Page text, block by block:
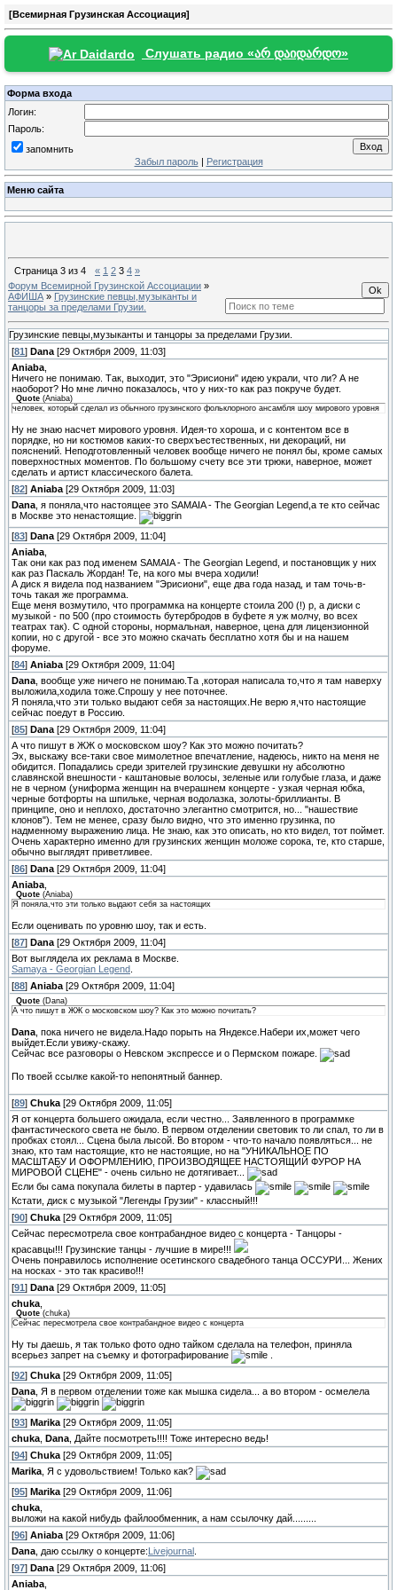
[Всемирная Грузинская Ассоциация]
Слушать радио «არ დაიდარდო»
Форма входа
Логин:
Пароль:
запомнить
Забыл пароль| Регистрация
Меню сайта
Страница 3 из 4 « 1 2 3 4 »
Форум Всемирной Грузинской Ассоциации »
АФИША » Грузинские певцы,музыканты и
танцоры за пределами Грузии.
Грузинские певцы,музыканты и танцоры за пределами Грузии.
[81] Dana [29 Октября 2009, 11:03]
Aniaba
Ничего не понимаю. Так, выходит, это "Эрисиони" идею украли, что ли? А не
наоборот? Но мне лично показалось, что у них-то как раз покруче будет.
Quote (Aniaba)
человек, который сделал из обычного грузинского фольклорного ансамбля шоу мирового уровня
Ну не знаю насчет мирового уровня. Идея-то хороша, и с контентом все в
порядке, но ни костюмов каких-то сверхъестественных, ни декораций, ни
пояснений. Неподготовленный человек вообще ничего не понял бы, кроме самых
поверхностных моментов. По большому счету все эти трюки, наверное, может
сделать и артист классического балета.
[82] Aniaba [29 Октября 2009, 11:03]
Dana , я поняла,что настоящее это SAMAIA - The Georgian Legend,а те кто сейчас
в Москве это ненастоящие.
[83] Dana [29 Октября 2009, 11:04]
Aniaba
Так они как раз под именем SAMAIA - The Georgian Legend, и постановщик у них
как раз Паскаль Жордан! Те, на кого мы вчера ходили!
А диск я видела под названием "Эрисиони", еще два года назад, и там точь-в-
точь такая же программа.
Еще меня возмутило, что программка на концерте стоила 200 (!) р, а диски с
музыкой - по 500 (про стоимость бутербродов в буфете я уж молчу, во всех
театрах так). С одной стороны, нормальная, наверное, цена для лицензионной
копии, но с другой - все это можно скачать бесплатно хотя бы и на нашем
форуме.
[84] Aniaba [29 Октября 2009, 11:04]
Dana , вообще уже ничего не понимаю.Та ,которая написала то,что я там наверху
выложила,ходила тоже.Спрошу у нее поточнее.
Я поняла,что эти только выдают себя за настоящих.Не верю я,что настоящие
сейчас поедут в Россию.
[85] Dana [29 Октября 2009, 11:04]
А что пишут в ЖЖ о московском шоу? Как это можно почитать?
Эх, выскажу все-таки свое мимолетное впечатление, надеюсь, никто на меня не
обидится. Попадались среди зрителей грузинские девушки ну абсолютно
славянской внешности - каштановые волосы, зеленые или голубые глаза, и даже
не в черном (униформа женщин на вчерашнем концерте - узкая черная юбка,
черные ботфорты на шпильке, черная водолазка, золоты-бриллианты. В
принципе, оно и неплохо, достаточно элегантно смотрится, но... "нашествие
клонов"). Тем не менее, сразу было видно, что это именно грузинка, по
надменному выражению лица. Не знаю, как это описать, но кто видел, тот поймет.
Очень характерно именно для грузинских женщин моложе сорока, те, кто старше,
обычно выглядят приветливее.
[86] Dana [29 Октября 2009, 11:04]
Aniaba
Quote (Aniaba)
Я поняла,что эти только выдают себя за настоящих
Если оценивать по уровню шоу, так и есть.
[87] Dana [29 Октября 2009, 11:04]
Вот выглядела их реклама в Москве.
Samaya - Georgian Legend
[88] Aniaba [29 Октября 2009, 11:04]
Quote (Dana)
А что пишут в ЖЖ о московском шоу? Как это можно почитать?
Dana , пока ничего не видела.Надо порыть на Яндексе.Набери их,может чего
выйдет.Если увижу-скажу.
Сейчас все разговоры о Невском экспрессе и о Пермском пожаре.
По твоей ссылке какой-то непонятный баннер.
[89] Chuka [29 Октября 2009, 11:05]
Я от концерта большего ожидала, если честно... Заявленного в программке
фантастического света не было. В первом отделении световик то ли спал, то ли в
пробках стоял... Сцена была лысой. Во втором - что-то начало появляться... не
знаю, кто там настоящие, кто не настоящие, но на "УНИКАЛЬНОЕ ПО
МАСШТАБУ И ОФОРМЛЕНИЮ, ПРОИЗВОДЯЩЕЕ НАСТОЯЩИЙ ФУРОР НА
МИРОВОЙ СЦЕНЕ" - очень сильно не дотягивает...
Если бы сама покупала билеты в партер - удавилась
Кстати, диск с музыкой "Легенды Грузии" - классный!!!
[90] Chuka [29 Октября 2009, 11:05]
Сейчас пересмотрела свое контрабандное видео с концерта - Танцоры -
красавцы!!! Грузинские танцы - лучшие в мире!!!
Очень понравилось исполнение осетинского свадебного танца ОССУРИ... Жених
на носках - это так красиво!!!
[91] Dana [29 Октября 2009, 11:05]
chuka
Quote (chuka)
Сейчас пересмотрела свое контрабандное видео с концерта
Ну ты даешь, я так только фото одно тайком сделала на телефон, приняла
всерьез запрет на съемку и фотографирование
[92] Chuka [29 Октября 2009, 11:05]
Dana , Я в первом отделении тоже как мышка сидела... а во втором - осмелела
[93] Marika [29 Октября 2009, 11:05]
chuka Dana , Дайте посмотреть!!!! Тоже интересно ведь!
[94] Chuka [29 Октября 2009, 11:05]
Marika , Я с удовольствием! Только как?
[95] Marika [29 Октября 2009, 11:06]
chuka
выложи на какой нибудь файлообменник, а нам ссылочку дай.........
[96] Aniaba [29 Октября 2009, 11:06]
Dana , даю ссылку о концерте:Livejournal
[97] Dana [29 Октября 2009, 11:06]
Aniaba